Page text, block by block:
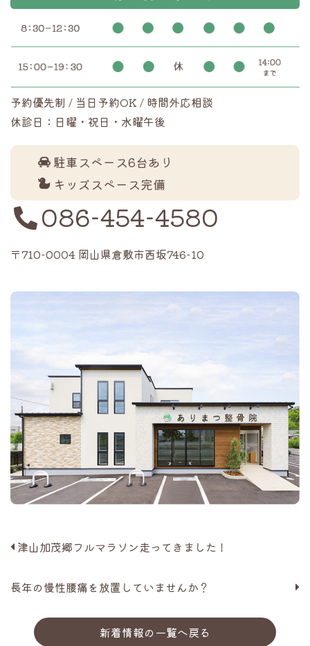
予約優先制 / 当日予約OK / 時間外応相談
休診日：日曜・祝日・水曜午後
駐車スペース6台あり
キッズスペース完備
086-454-4580
〒710-0004 岡山県倉敷市西坂746-10
津山加茂郷フルマラソン走ってきました！
長年の慢性腰痛を放置していませんか？
新着情報の一覧へ戻る